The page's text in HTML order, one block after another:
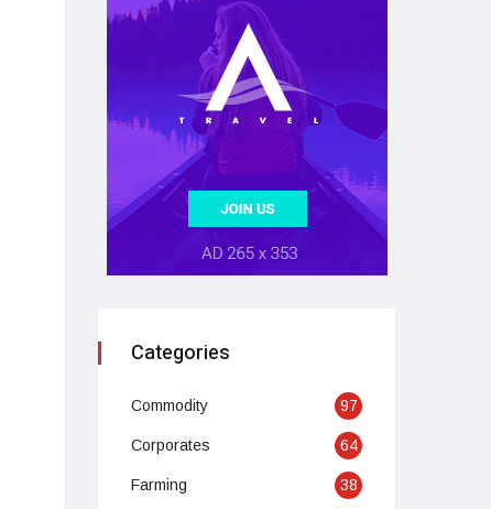
Categories
Commodity 97
Corporates 64
Farming 38